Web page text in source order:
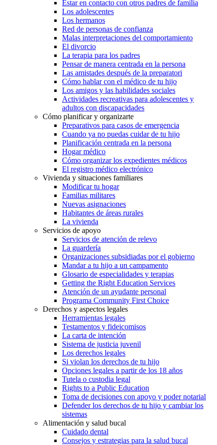
Estar en contacto con otros padres de familia
Los adolescentes
Los hermanos
Red de personas de confianza
Malas interpretaciones del comportamiento
El divorcio
La terapia para los padres
Pensar de manera centrada en la persona
Las amistades después de la preparatori
Cómo hablar con el médico de tu hijo
Los amigos y las habilidades sociales
Actividades recreativas para adolescentes y
adultos con discapacidades
Cómo planificar y organizarte
Preparativos para casos de emergencia
Cuando ya no puedas cuidar de tu hijo
Planificación centrada en la persona
Hogar médico
Cómo organizar los expedientes médicos
El registro médico electrónico
Vivienda y situaciones familiares
Modificar tu hogar
Familias militares
Nuevas asignaciones
Habitantes de áreas rurales
La vivienda
Servicios de apoyo
Servicios de atención de relevo
La guardería
Organizaciones subsidiadas por el gobierno
Mandar a tu hijo a un campamento
Glosario de especialidades y terapias
Getting the Right Education Services
Atención de un ayudante personal
Programa Community First Choice
Derechos y aspectos legales
Herramientas legales
Testamentos y fideicomisos
La carta de intención
Sistema de justicia juvenil
Los derechos legales
Si violan los derechos de tu hijo
Opciones legales a partir de los 18 años
Tutela o custodia legal
Rights to a Public Education
Toma de decisiones con apoyo y poder notarial
Defender los derechos de tu hijo y cambiar los
sistemas
Alimentación y salud bucal
Cuidado dental
Consejos y estrategias para la salud bucal